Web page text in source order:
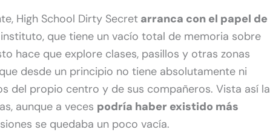
High School Dirty Secret arranca con el papel de
que tiene un vacío total de memoria sobre
hace que explore clases, pasillos y otras zonas
desde un principio no tiene absolutamente ni
del propio centro y de sus compañeros. Vista así la
aunque a veces podría haber existido más
se quedaba un poco vacía.